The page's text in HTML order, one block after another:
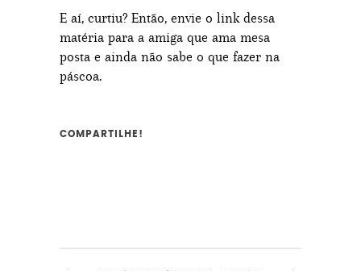
E aí, curtiu? Então, envie o link dessa
matéria para a amiga que ama mesa
posta e ainda não sabe o que fazer na
páscoa.
COMPARTILHE!